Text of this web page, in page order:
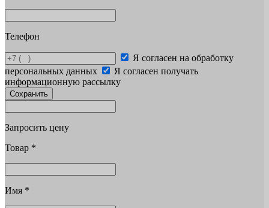
Телефон
Я согласен на обработку
персональных данных
Я согласен получать
информационную рассылку
Сохранить
Запросить цену
Товар *
Имя *